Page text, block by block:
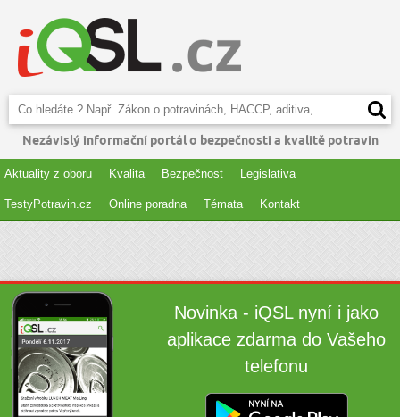
Nezávislý informační portál o bezpečnosti a kvalitě potravin
Aktuality z oboru Kvalita Bezpečnost Legislativa
TestyPotravin.cz Online poradna Témata Kontakt
Novinka - iQSL nyní i jako
aplikace zdarma do Vašeho
telefonu